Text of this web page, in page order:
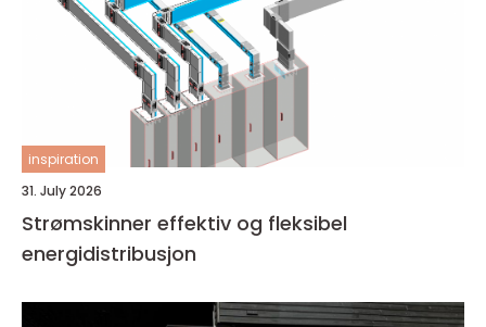
inspiration
31. July 2026
Strømskinner effektiv og fleksibel
energidistribusjon